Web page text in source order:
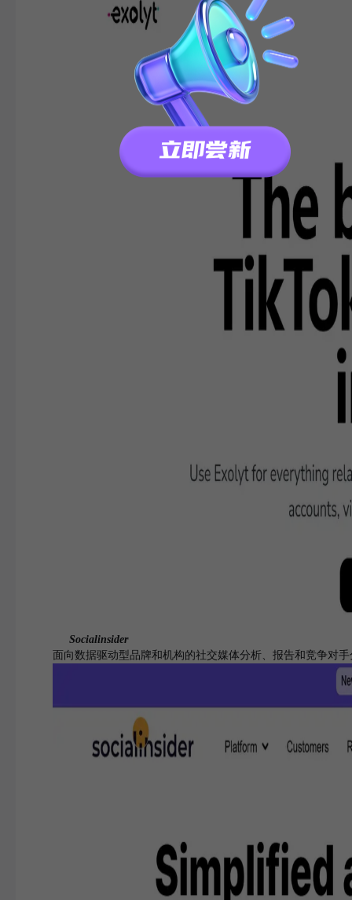
Socialinsider
面向数据驱动型品牌和机构的社交媒体分析、报告和竞争对